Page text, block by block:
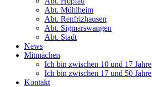
Abt. Mühlheim
Abt. Renfrizhausen
Abt. Sigmarswangen
Abt. Stadt
News
Mitmachen
Ich bin zwischen 10 und 17 Jahre
Ich bin zwischen 17 und 50 Jahre
Kontakt